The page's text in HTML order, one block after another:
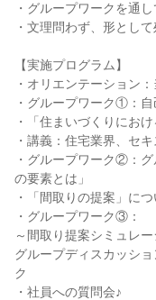
・グループワークを通
・文理問わず、形とし
【実施プログラム】
・オリエンテーション
・グループワーク①：
・「住まいづくりにお
・講義：住宅業界、セ
・グループワーク②：
の要素とは」
・「間取りの提案」に
・グループワーク③：
～間取り提案シミュレー
グループディスカッシ
ク
・社員への質問会♪